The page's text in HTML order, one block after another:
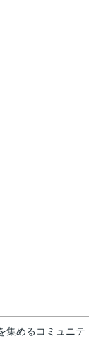
集めるコミュニテ